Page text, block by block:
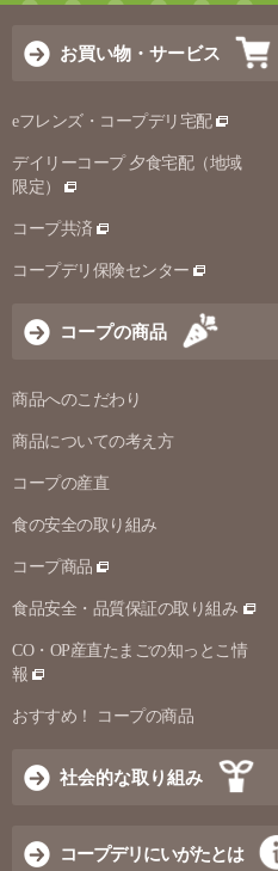
お買い物・サービス
eフレンズ・コープデリ宅配
デイリーコープ 夕食宅配（地域
限定）
コープ共済
コープデリ保険センター
コープの商品
商品へのこだわり
商品についての考え方
コープの産直
食の安全の取り組み
コープ商品
食品安全・品質保証の取り組み
CO・OP産直たまごの知っとこ情
報
おすすめ！ コープの商品
社会的な取り組み
コープデリにいがたとは